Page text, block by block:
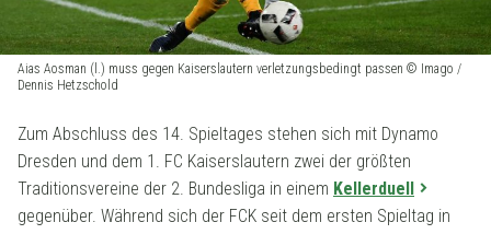
Aias Aosman (l.) muss gegen Kaiserslautern verletzungsbedingt passen © Imago /
Dennis Hetzschold
Zum Abschluss des 14. Spieltages stehen sich mit Dynamo
Dresden und dem 1. FC Kaiserslautern zwei der größten
Traditionsvereine der 2. Bundesliga in einem Kellerduell
gegenüber. Während sich der FCK seit dem ersten Spieltag in